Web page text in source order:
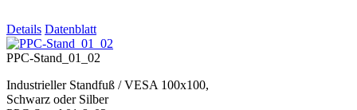
Details Datenblatt
PPC-Stand_01_02
Industrieller Standfuß / VESA 100x100,
Schwarz oder Silber